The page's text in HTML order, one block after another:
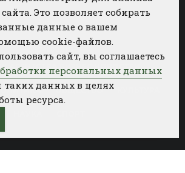
АГЕНТСТВА БИЗНЕС НОВОСТЕЙ
ОБЩЕСТВО
Это позволяет собирать
данные о вашем
cookie-файлов.
сайт, вы соглашаетесь
персональных данных
таких данных в целях
ресурса.